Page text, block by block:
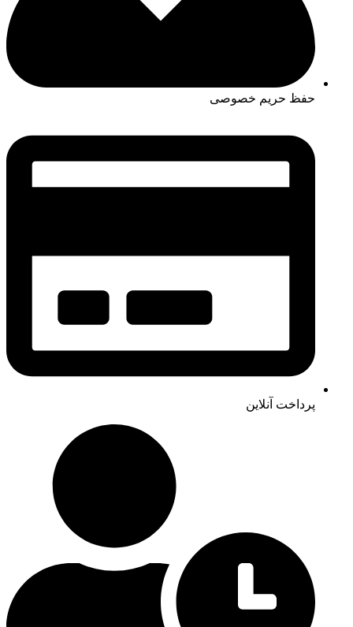
حفظ حریم خصوصی
پرداخت آنلاین